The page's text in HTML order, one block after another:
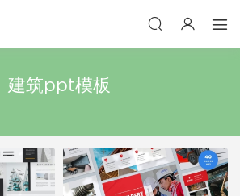
建筑ppt模板